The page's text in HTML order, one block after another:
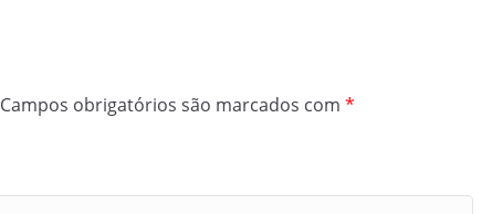
Campos obrigatórios são marcados com *